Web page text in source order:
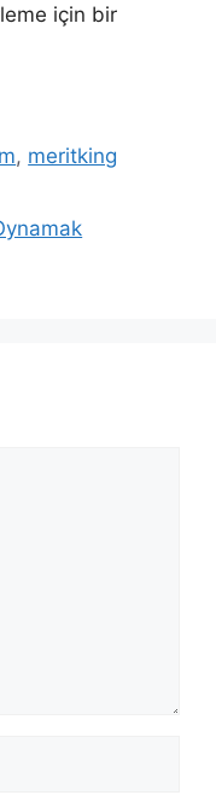
için bir
, meritking